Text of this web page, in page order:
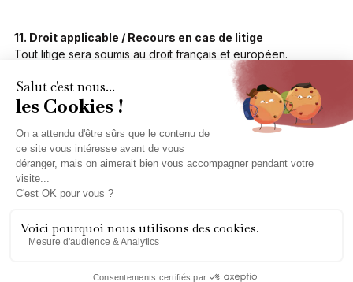
11. Droit applicable / Recours en cas de litige
Tout litige sera soumis au droit français et européen.
Subscribe to our newsletter
Get all the latest art market news, reports and content via
our monthly newletter.
Our services
Our platform
CGU